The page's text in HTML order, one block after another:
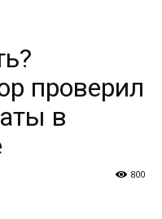
проверил
в
800